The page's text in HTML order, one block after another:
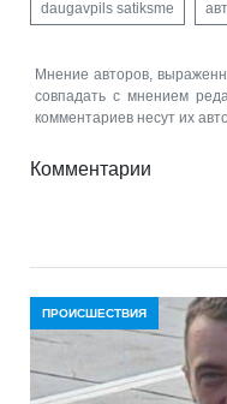
daugavpils satiksme
Мнение авторов,
совпадать с мнением
комментариев несут их
Комментарии
ПРОИСШЕСТВИЯ